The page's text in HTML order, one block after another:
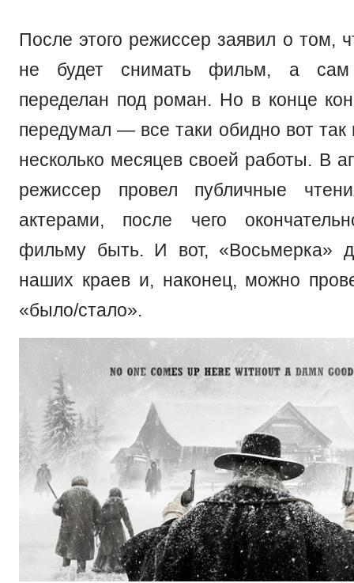
После этого режиссер заявил о том,
не будет снимать фильм, а сам
переделан под роман. Но в конце
передумал — все таки обидно вот так
несколько месяцев своей работы. В
режиссер провел публичные
актерами, после чего
фильму быть. И вот, «Восьмерка»
наших краев и, наконец, можно
«было/стало».